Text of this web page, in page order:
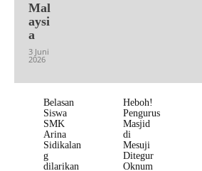
Mal
aysi
a
3 Juni
2026
Belasan
Siswa
SMK
Arina
Sidikalan
g
dilarikan
Heboh!
Pengurus
Masjid
di
Mesuji
Ditegur
Oknum